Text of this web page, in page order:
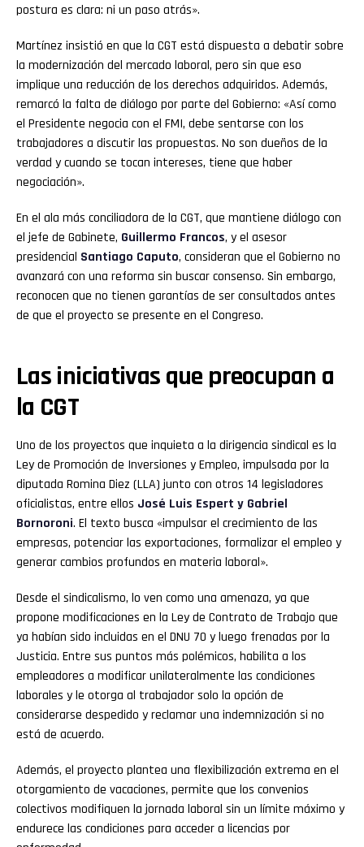
postura es clara: ni un paso atrás».
Martínez insistió en que la CGT está dispuesta a debatir sobre
la modernización del mercado laboral, pero sin que eso
implique una reducción de los derechos adquiridos. Además,
remarcó la falta de diálogo por parte del Gobierno: «Así como
el Presidente negocia con el FMI, debe sentarse con los
trabajadores a discutir las propuestas. No son dueños de la
verdad y cuando se tocan intereses, tiene que haber
negociación».
En el ala más conciliadora de la CGT, que mantiene diálogo con
el jefe de Gabinete, Guillermo Francos, y el asesor
presidencial Santiago Caputo, consideran que el Gobierno no
avanzará con una reforma sin buscar consenso. Sin embargo,
reconocen que no tienen garantías de ser consultados antes
de que el proyecto se presente en el Congreso.
Las iniciativas que preocupan a
la CGT
Uno de los proyectos que inquieta a la dirigencia sindical es la
Ley de Promoción de Inversiones y Empleo, impulsada por la
diputada Romina Diez (LLA) junto con otros 14 legisladores
oficialistas, entre ellos José Luis Espert y Gabriel
Bornoroni. El texto busca «impulsar el crecimiento de las
empresas, potenciar las exportaciones, formalizar el empleo y
generar cambios profundos en materia laboral».
Desde el sindicalismo, lo ven como una amenaza, ya que
propone modificaciones en la Ley de Contrato de Trabajo que
ya habían sido incluidas en el DNU 70 y luego frenadas por la
Justicia. Entre sus puntos más polémicos, habilita a los
empleadores a modificar unilateralmente las condiciones
laborales y le otorga al trabajador solo la opción de
considerarse despedido y reclamar una indemnización si no
está de acuerdo.
Además, el proyecto plantea una flexibilización extrema en el
otorgamiento de vacaciones, permite que los convenios
colectivos modifiquen la jornada laboral sin un límite máximo y
endurece las condiciones para acceder a licencias por